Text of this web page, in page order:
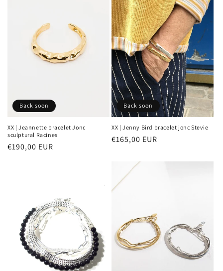
Back soon
XX | Jeannette bracelet Jonc
sculptural Racines
Prix
€190,00 EUR
Back soon
XX | Jenny Bird bracelet jonc Stevie
Prix
€165,00 EUR